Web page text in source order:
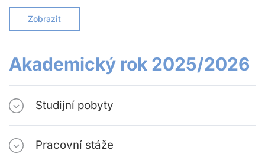
Zobrazit
Akademický rok 2025/2026
Studijní pobyty
Pracovní stáže